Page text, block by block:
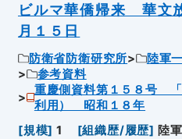
ビルマ華僑帰来 華文
月１５日
防衛省防衛研究所 陸軍
参考資料
重慶側資料第１５８号
利用） 昭和１８年
[規模] 1 [組織歴/履歴] 陸